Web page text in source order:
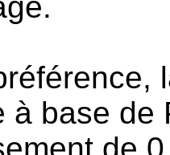
à base de